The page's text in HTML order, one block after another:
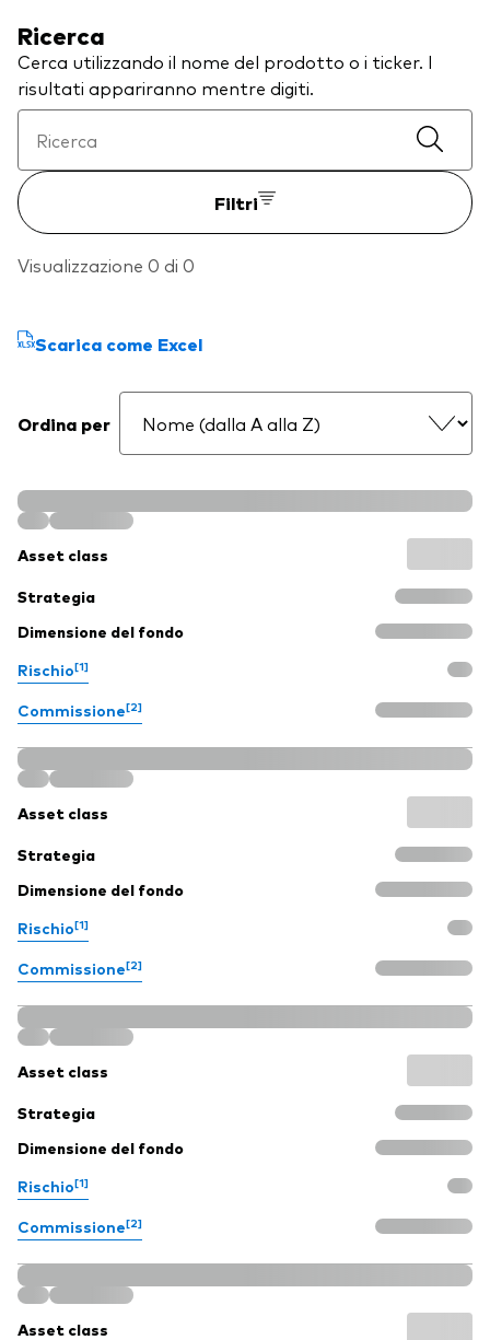
Ricerca
Cerca utilizzando il nome del prodotto o i ticker. I
risultati appariranno mentre digiti.
Filtri
Visualizzazione 0 di 0
Scarica come Excel
Ordina per
Asset class
Strategia
Dimensione del fondo
Rischio[1]
Commissione[2]
Asset class
Strategia
Dimensione del fondo
Rischio[1]
Commissione[2]
Asset class
Strategia
Dimensione del fondo
Rischio[1]
Commissione[2]
Asset class